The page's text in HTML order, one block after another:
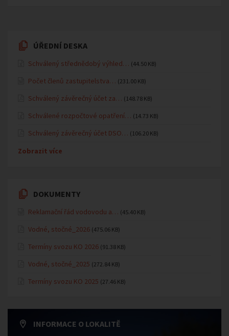
ÚŘEDNÍ DESKA
Schválený střednědobý výhled… (44.50 KB)
Počet členů zastupitelstva… (231.00 KB)
Schválený závěrečný účet za… (148.78 KB)
Schválené rozpočtové opatření… (14.73 KB)
Schválený závěrečný účet DSO… (106.20 KB)
Zobrazit více
DOKUMENTY
Reklamační řád vodovodu a… (45.40 KB)
Vodné, stočné_2026 (475.06 KB)
Termíny svozu KO 2026 (91.38 KB)
Vodné, stočné_2025 (272.84 KB)
Termíny svozu KO 2025 (27.46 KB)
INFORMACE O LOKALITĚ